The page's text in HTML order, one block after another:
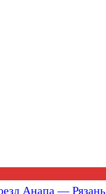
Анапа — Рязань